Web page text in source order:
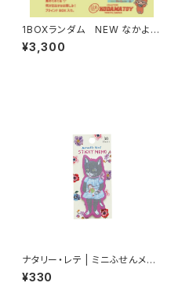
1BOXランダム NEW なかよし
チャーミーちゃんMini第2弾
¥3,300
ナタリー・レテ | ミニふせんメモ
ブラックキャット | Mini Sticky
memo Black cat
¥330